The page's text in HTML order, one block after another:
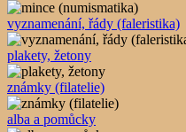
vyznamenání, řády (faleristika)
plakety, žetony
známky (filatelie)
alba a pomůcky